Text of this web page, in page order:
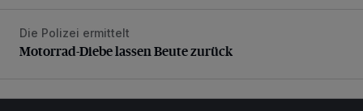
Motorrad-Diebe lassen Beute zurück
Die Polizei ermittelt
Motorrad-Diebe lassen Beute zurück